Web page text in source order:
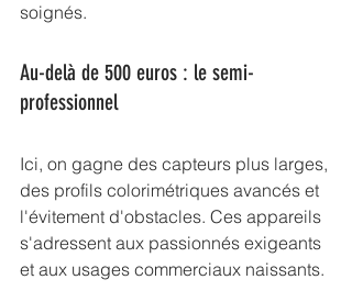
soignés.
Au-delà de 500 euros : le semi-
professionnel
Ici, on gagne des capteurs plus larges,
des profils colorimétriques avancés et
l'évitement d'obstacles. Ces appareils
s'adressent aux passionnés exigeants
et aux usages commerciaux naissants.